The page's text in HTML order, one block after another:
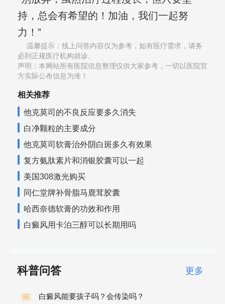
持，总会有希望的！加油，我们一起努
力！”
温馨提示：线上问答内容仅为参考，如有医疗需求，请务
必到正规医疗机构就诊,
声明：本网站所有医院信息整理仅供大家参考，一切以医院官
方实际公布信息为准！
相关推荐
他克莫司的不良反应要多久消失
白净颗粒的主要成分
他克莫司软膏治外阴白斑多久有效果
复方氨肽素片和消银胶囊可以一起
美国308激光购买
同仁堂牌补骨脂马鹿茸胶囊
哈西奈德软膏的功效和作用
白癜风用卡泊三醇可以长期用吗
科普问答 更多
问 白癜风能要孩子吗？会传染吗？